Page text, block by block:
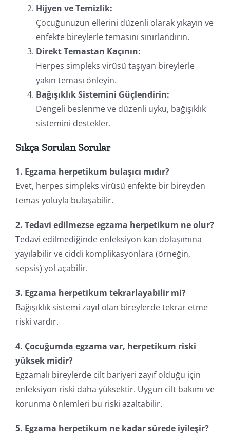
Hijyen ve Temizlik:
Çocuğunuzun ellerini düzenli olarak yıkayın ve
enfekte bireylerle temasını sınırlandırın.
Direkt Temastan Kaçının:
Herpes simpleks virüsü taşıyan bireylerle
yakın teması önleyin.
Bağışıklık Sistemini Güçlendirin:
Dengeli beslenme ve düzenli uyku, bağışıklık
sistemini destekler.
Sıkça Sorulan Sorular
1. Egzama herpetikum bulaşıcı mıdır?
Evet, herpes simpleks virüsü enfekte bir bireyden
temas yoluyla bulaşabilir.
2. Tedavi edilmezse egzama herpetikum ne olur?
Tedavi edilmediğinde enfeksiyon kan dolaşımına
yayılabilir ve ciddi komplikasyonlara (örneğin,
sepsis) yol açabilir.
3. Egzama herpetikum tekrarlayabilir mi?
Bağışıklık sistemi zayıf olan bireylerde tekrar etme
riski vardır.
4. Çocuğumda egzama var, herpetikum riski
yüksek midir?
Egzamalı bireylerde cilt bariyeri zayıf olduğu için
enfeksiyon riski daha yüksektir. Uygun cilt bakımı ve
korunma önlemleri bu riski azaltabilir.
5. Egzama herpetikum ne kadar sürede iyileşir?